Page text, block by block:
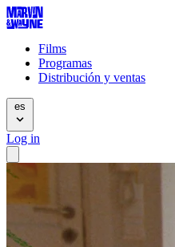
Films
Programas
Distribución y ventas
es
Log in